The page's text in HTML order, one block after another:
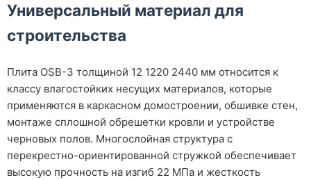
Универсальный материал для
строительства
Плита OSB-3 толщиной 12 1220 2440 мм относится к
классу влагостойких несущих материалов, которые
применяются в каркасном домостроении, обшивке стен,
монтаже сплошной обрешетки кровли и устройстве
черновых полов. Многослойная структура с
перекрестно-ориентированной стружкой обеспечивает
высокую прочность на изгиб 22 МПа и жесткость